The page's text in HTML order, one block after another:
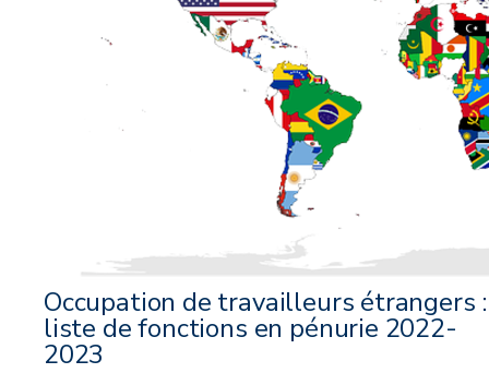
Occupation de travailleurs étrangers :
liste de fonctions en pénurie 2022-
2023